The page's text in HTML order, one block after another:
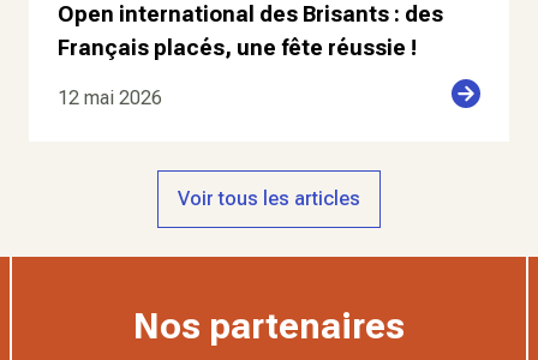
Open international des Brisants : des
Français placés, une fête réussie !
12 mai 2026
Voir tous les articles
Nos partenaires